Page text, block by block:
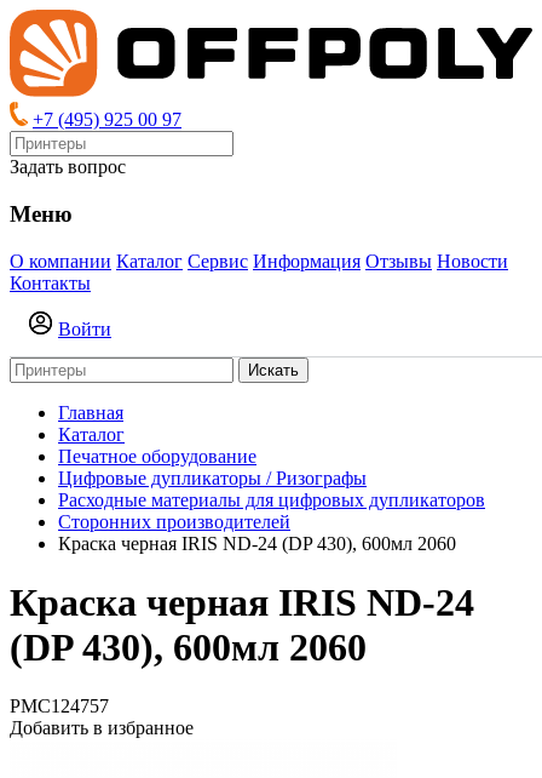
+7 (495) 925 00 97
Задать вопрос
Меню
О компании Каталог Сервис Информация Отзывы Новости
Контакты
Войти
Искать
Главная
Каталог
Печатное оборудование
Цифровые дупликаторы / Ризографы
Расходные материалы для цифровых дупликаторов
Сторонних производителей
Краска черная IRIS ND-24 (DP 430), 600мл 2060
Краска черная IRIS ND-24
(DP 430), 600мл 2060
PMC124757
Добавить в избранное